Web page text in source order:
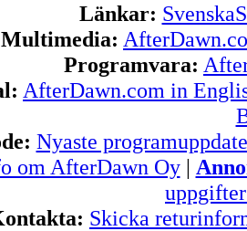
Länkar:
Multimedia:
Programvara:
AfterDawn.com in
Nyaste
om AfterDawn Oy|
Skicka